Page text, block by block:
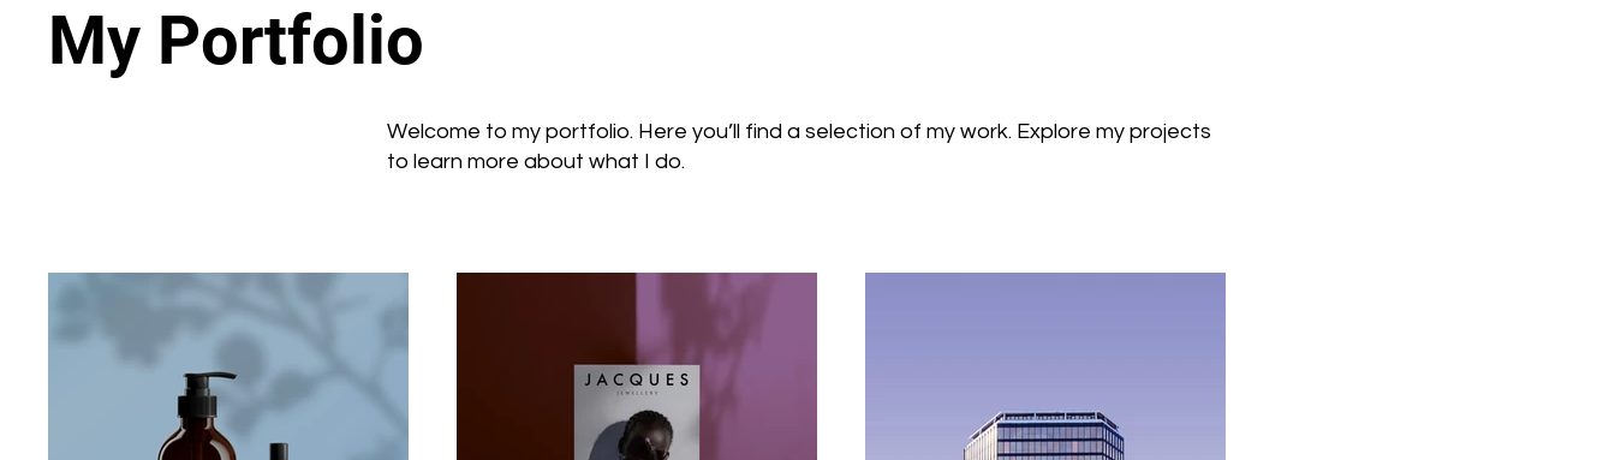
My Portfolio
Welcome to my portfolio. Here you’ll find a selection of my work. Explore my projects
to learn more about what I do.